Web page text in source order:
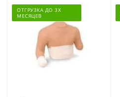
ОТГРУЗКА ДО 3Х
МЕСЯЦЕВ